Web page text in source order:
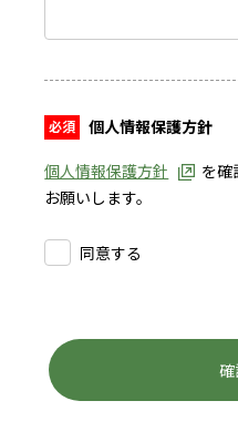
個人情報保護方針
個人情報保護方針
を確
お願いします。
同意する